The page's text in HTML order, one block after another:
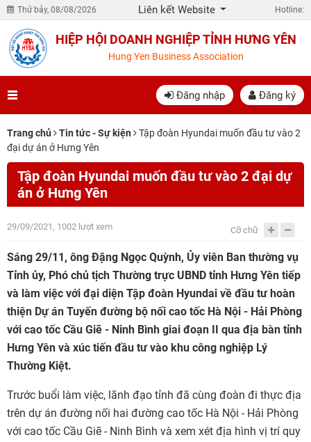
Thứ bảy, 08/08/2026 Liên kết Website Hotline:
HIỆP HỘI DOANH NGHIỆP TỈNH HƯNG YÊN
Hung Yen Business Association
Đăng nhập Đăng ký
Trang chủ Tin tức - Sự kiện
Tập đoàn Hyundai muốn đầu tư vào 2
đại dự án ở Hưng Yên
Tập đoàn Hyundai muốn đầu tư vào 2 đại dự
án ở Hưng Yên
29/09/2021, 1002 lượt xem Cỡ chữ
Sáng 29/11, ông Đặng Ngọc Quỳnh, Ủy viên Ban thường vụ
Tỉnh ủy, Phó chủ tịch Thường trực UBND tỉnh Hưng Yên tiếp
và làm việc với đại diện Tập đoàn Hyundai về đầu tư hoàn
thiện Dự án Tuyến đường bộ nối cao tốc Hà Nội - Hải Phòng
với cao tốc Cầu Giẽ - Ninh Bình giai đoạn II qua địa bàn tỉnh
Hưng Yên và xúc tiến đầu tư vào khu công nghiệp Lý
Thường Kiệt.
Trước buổi làm việc, lãnh đạo tỉnh đã cùng đoàn đi thực địa
trên dự án đường nối hai đường cao tốc Hà Nội - Hải Phòng
với cao tốc Cầu Giẽ - Ninh Bình và xem xét địa hình vị trí quy